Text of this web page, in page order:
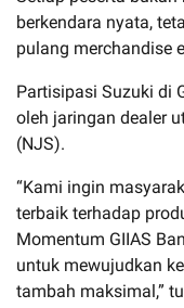
berkendara nyata,
pulang merchandise
Partisipasi Suzuki di
oleh jaringan dealer
(NJS).
“Kami ingin
terbaik terhadap
Momentum GIIAS
untuk mewujudkan
tambah maksimal,”